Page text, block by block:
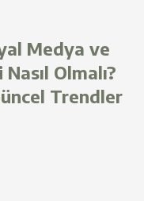
Medya ve
Olmalı?
Trendler